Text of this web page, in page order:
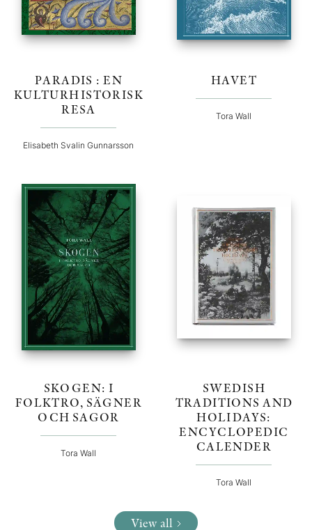
PARADIS : EN
KULTURHISTORISK
RESA
Elisabeth Svalin Gunnarsson
HAVET
Tora Wall
SKOGEN: I
FOLKTRO, SÄGNER
OCH SAGOR
Tora Wall
SWEDISH
TRADITIONS AND
HOLIDAYS:
ENCYCLOPEDIC
CALENDER
Tora Wall
View all